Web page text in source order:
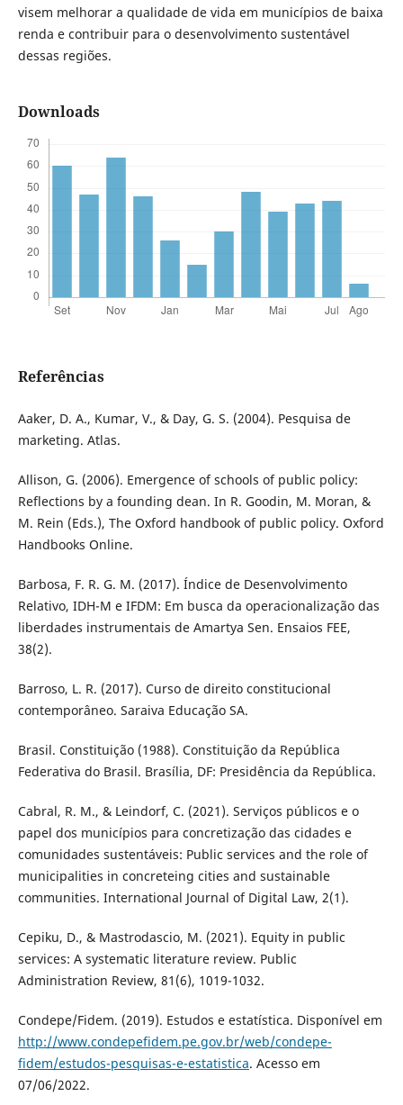
visem melhorar a qualidade de vida em municípios de baixa
renda e contribuir para o desenvolvimento sustentável
dessas regiões.
Downloads
Referências
Aaker, D. A., Kumar, V., & Day, G. S. (2004). Pesquisa de
marketing. Atlas.
Allison, G. (2006). Emergence of schools of public policy:
Reflections by a founding dean. In R. Goodin, M. Moran, &
M. Rein (Eds.), The Oxford handbook of public policy. Oxford
Handbooks Online.
Barbosa, F. R. G. M. (2017). Índice de Desenvolvimento
Relativo, IDH-M e IFDM: Em busca da operacionalização das
liberdades instrumentais de Amartya Sen. Ensaios FEE,
38(2).
Barroso, L. R. (2017). Curso de direito constitucional
contemporâneo. Saraiva Educação SA.
Brasil. Constituição (1988). Constituição da República
Federativa do Brasil. Brasília, DF: Presidência da República.
Cabral, R. M., & Leindorf, C. (2021). Serviços públicos e o
papel dos municípios para concretização das cidades e
comunidades sustentáveis: Public services and the role of
municipalities in concreteing cities and sustainable
communities. International Journal of Digital Law, 2(1).
Cepiku, D., & Mastrodascio, M. (2021). Equity in public
services: A systematic literature review. Public
Administration Review, 81(6), 1019-1032.
Condepe/Fidem. (2019). Estudos e estatística. Disponível em
http://www.condepefidem.pe.gov.br/web/condepe-
fidem/estudos-pesquisas-e-estatistica. Acesso em
07/06/2022.